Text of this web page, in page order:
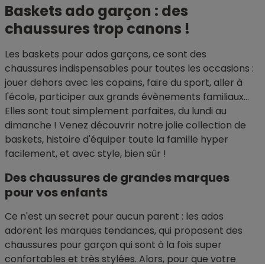
Baskets ado garçon : des
chaussures trop canons !
Les baskets pour ados garçons, ce sont des
chaussures indispensables pour toutes les occasions :
jouer dehors avec les copains, faire du sport, aller à
l'école, participer aux grands évènements familiaux...
Elles sont tout simplement parfaites, du lundi au
dimanche ! Venez découvrir notre jolie collection de
baskets, histoire d'équiper toute la famille hyper
facilement, et avec style, bien sûr !
Des chaussures de grandes marques
pour vos enfants
Ce n'est un secret pour aucun parent : les ados
adorent les marques tendances, qui proposent des
chaussures pour garçon qui sont à la fois super
confortables et très stylées. Alors, pour que votre